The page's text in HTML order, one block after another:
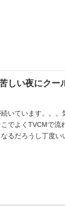
しい夜にクー
いています。。。
でよくTVCMで流
るだろうし丁度い